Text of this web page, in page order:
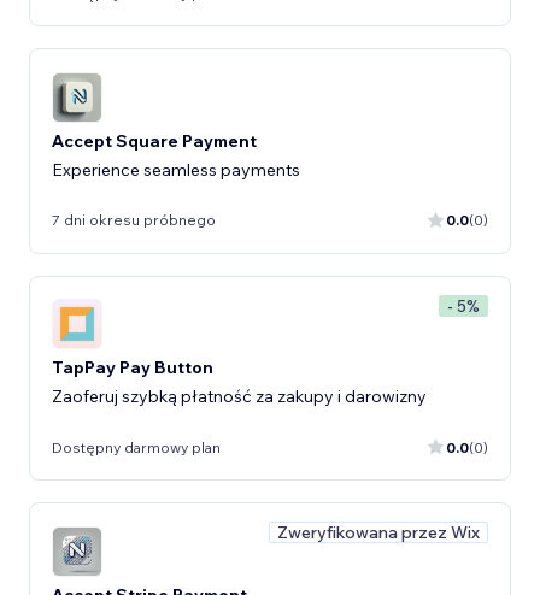
Accept Square Payment
Experience seamless payments
7 dni okresu próbnego 0.0(0)
- 5%
TapPay Pay Button
Zaoferuj szybką płatność za zakupy i darowizny
Dostępny darmowy plan 0.0(0)
Zweryfikowana przez Wix